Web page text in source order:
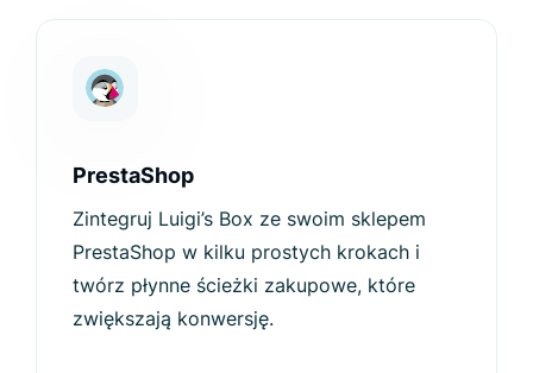
PrestaShop
Zintegruj Luigi’s Box ze swoim sklepem
PrestaShop w kilku prostych krokach i
twórz płynne ścieżki zakupowe, które
zwiększają konwersję.